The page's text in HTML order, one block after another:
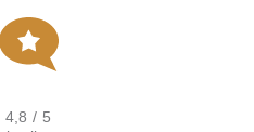
4,8 / 5